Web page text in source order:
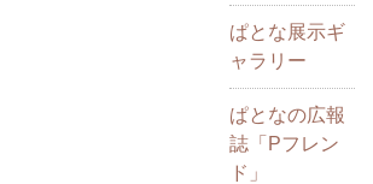
ぱとな展示ギ
ャラリー
ぱとなの広報
誌「Pフレン
ド」